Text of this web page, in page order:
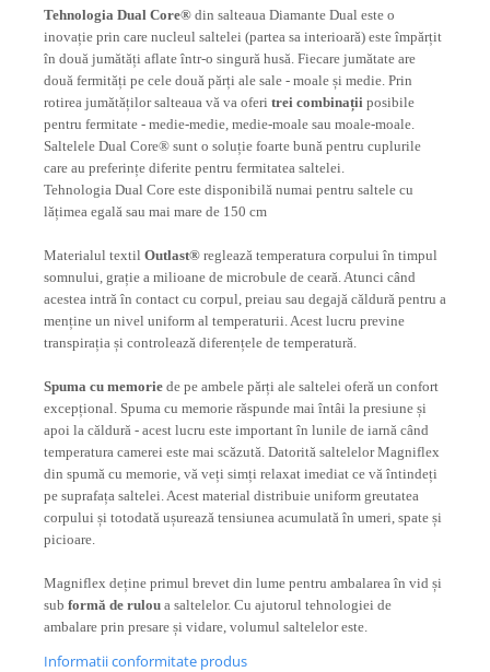
Tehnologia Dual Core® din salteaua Diamante Dual este o
inovație prin care nucleul saltelei (partea sa interioară) este împărțit
în două jumătăți aflate într-o singură husă. Fiecare jumătate are
două fermități pe cele două părți ale sale - moale și medie. Prin
rotirea jumătăților salteaua vă va oferi trei combinații posibile
pentru fermitate - medie-medie, medie-moale sau moale-moale.
Saltelele Dual Core® sunt o soluție foarte bună pentru cuplurile
care au preferințe diferite pentru fermitatea saltelei.
Tehnologia Dual Core este disponibilă numai pentru saltele cu
lățimea egală sau mai mare de 150 cm
Materialul textil Outlast® reglează temperatura corpului în timpul
somnului, grație a milioane de microbule de ceară. Atunci când
acestea intră în contact cu corpul, preiau sau degajă căldură pentru a
menține un nivel uniform al temperaturii. Acest lucru previne
transpirația și controlează diferențele de temperatură.
Spuma cu memorie de pe ambele părți ale saltelei oferă un confort
excepțional. Spuma cu memorie răspunde mai întâi la presiune și
apoi la căldură - acest lucru este important în lunile de iarnă când
temperatura camerei este mai scăzută. Datorită saltelelor Magniflex
din spumă cu memorie, vă veți simți relaxat imediat ce vă întindeți
pe suprafața saltelei. Acest material distribuie uniform greutatea
corpului și totodată ușurează tensiunea acumulată în umeri, spate și
picioare.
Magniflex deține primul brevet din lume pentru ambalarea în vid și
sub formă de rulou a saltelelor. Cu ajutorul tehnologiei de
ambalare prin presare și vidare, volumul saltelelor este.
Informatii conformitate produs